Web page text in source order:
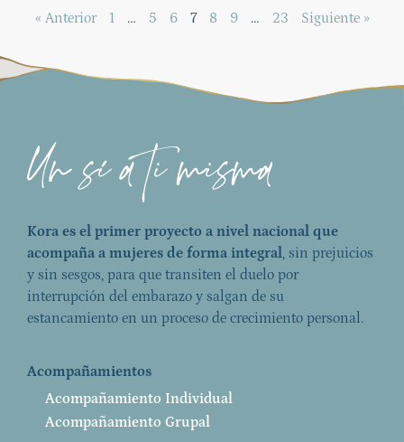
« Anterior 1 … 5 6 7 8 9 … 23 Siguiente »
Kora es el primer proyecto a nivel nacional que
acompaña a mujeres de forma integral, sin prejuicios
y sin sesgos, para que transiten el duelo por
interrupción del embarazo y salgan de su
estancamiento en un proceso de crecimiento personal.
Acompañamientos
Acompañamiento Individual
Acompañamiento Grupal